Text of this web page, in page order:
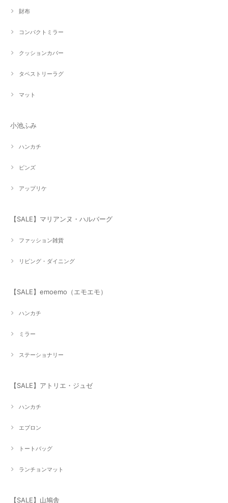
財布
コンパクトミラー
クッションカバー
タペストリーラグ
マット
小池ふみ
ハンカチ
ピンズ
アップリケ
【SALE】マリアンヌ・ハルバーグ
ファッション雑貨
リビング・ダイニング
【SALE】emoemo（エモエモ）
ハンカチ
ミラー
ステーショナリー
【SALE】アトリエ・ジュゼ
ハンカチ
エプロン
トートバッグ
ランチョンマット
【SALE】山鳩舎